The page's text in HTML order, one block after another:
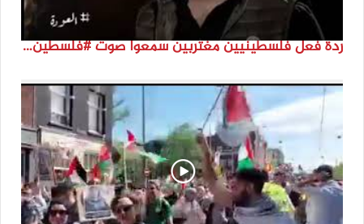
ردة فعل فلسطينيين مغتربين سمعوا صوت #فلسطين لأول مرة #نتماء2022 #القدس_موعدنا #النكبة74